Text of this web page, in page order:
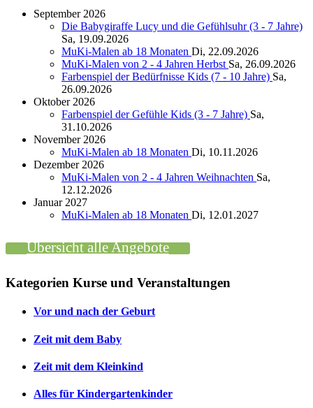
September 2026
Die Babygiraffe Lucy und die Gefühlsuhr (3 - 7 Jahre)
Sa, 19.09.2026
MuKi-Malen ab 18 Monaten Di, 22.09.2026
MuKi-Malen von 2 - 4 Jahren Herbst Sa, 26.09.2026
Farbenspiel der Bedürfnisse Kids (7 - 10 Jahre) Sa,
26.09.2026
Oktober 2026
Farbenspiel der Gefühle Kids (3 - 7 Jahre) Sa,
31.10.2026
November 2026
MuKi-Malen ab 18 Monaten Di, 10.11.2026
Dezember 2026
MuKi-Malen von 2 - 4 Jahren Weihnachten Sa,
12.12.2026
Januar 2027
MuKi-Malen ab 18 Monaten Di, 12.01.2027
Übersicht alle Angebote
Kategorien Kurse und Veranstaltungen
Vor und nach der Geburt
Zeit mit dem Baby
Zeit mit dem Kleinkind
Alles für Kindergartenkinder